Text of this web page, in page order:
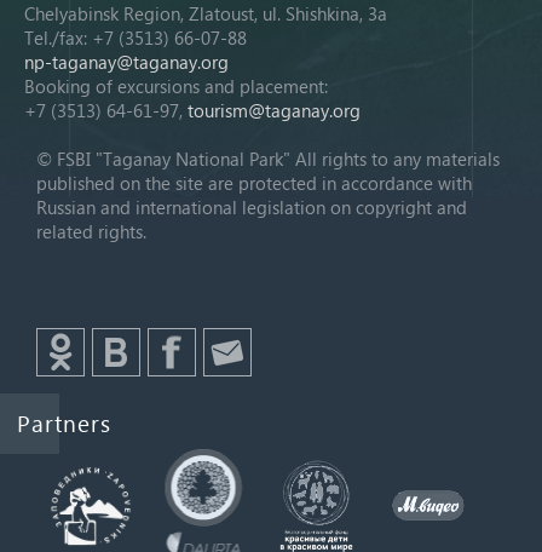
Chelyabinsk Region, Zlatoust, ul. Shishkina, 3a
Tel./fax: +7 (3513) 66-07-88
np-taganay@taganay.org
Booking of excursions and placement:
+7 (3513) 64-61-97, tourism@taganay.org
© FSBI "Taganay National Park" All rights to any materials
published on the site are protected in accordance with
Russian and international legislation on copyright and
related rights.
Partners